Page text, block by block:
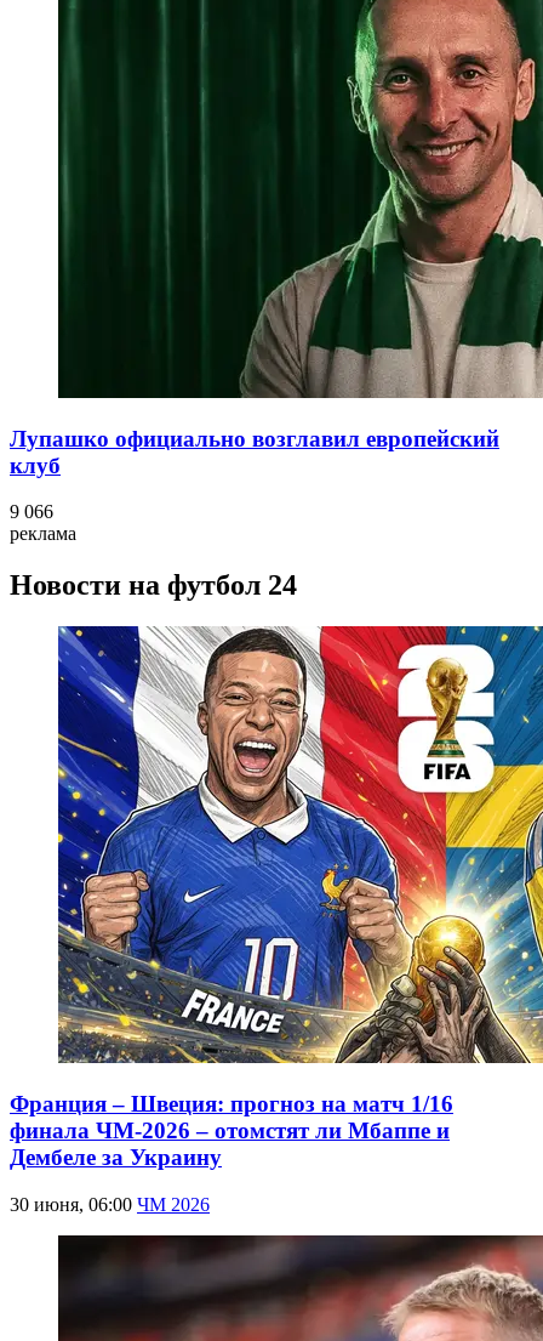
Лупашко официально возглавил европейский
клуб
9 066
реклама
Новости на футбол 24
Франция – Швеция: прогноз на матч 1/16
финала ЧМ-2026 – отомстят ли Мбаппе и
Дембеле за Украину
30 июня, 06:00 ЧМ 2026